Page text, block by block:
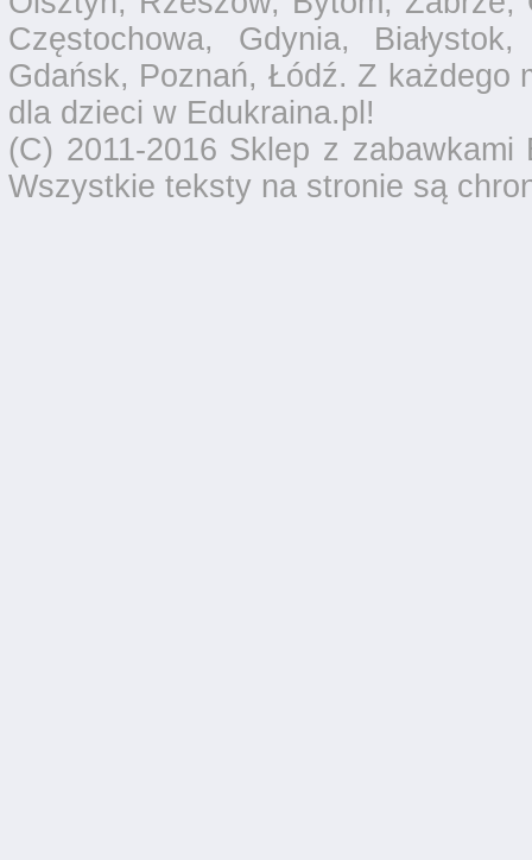
Częstochowa, Gdynia,
Gdańsk, Poznań, Łódź. Z każdego
dla dzieci w Edukraina.pl!
(C) 2011-2016 Sklep z
Wszystkie teksty na stronie są